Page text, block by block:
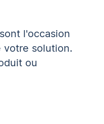
l'occasion
votre solution.
ou